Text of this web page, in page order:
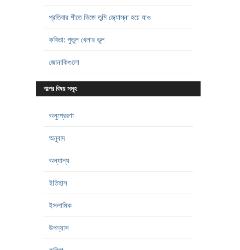
প্রতিবার শীতে ভিজে তুমি জ্যোস্না হয়ে যাও
কবিতা: পুতুল খেলার ভুল
জোনাকিগুলো
গল্পের বিষয় সমূহ
অনুপ্রেরণা
অনুবাদ
অন্যান্য
ইতিহাস
ইসলামিক
উপন্যাস